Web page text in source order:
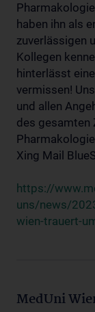
haben ihn als
zuverlässigen
Kollegen
hinterlässt
vermissen!
und allen
des gesamten
Xing Mail
https://
uns/news/
wien-trauert-
MedUni